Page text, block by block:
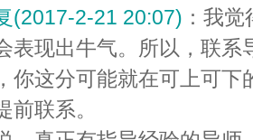
(2017-2-21 20:07) ：我
表现出牛气。所以，联
你这分可能就在可上可
前联系。